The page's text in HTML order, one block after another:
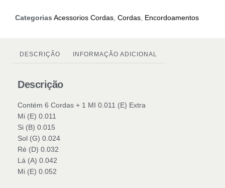
Categorias Acessorios Cordas Cordas Encordoamentos
DESCRIÇÃO INFORMAÇÃO ADICIONAL
Descrição
Contém 6 Cordas + 1 MI 0.011 (E) Extra
Mi (E) 0.011
Si (B) 0.015
Sol (G) 0.024
Ré (D) 0.032
Lá (A) 0.042
Mi (E) 0.052